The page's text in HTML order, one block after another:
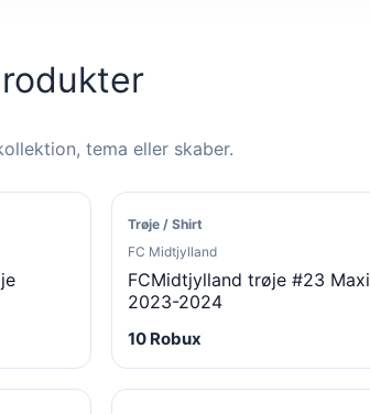
tema eller skaber.
Trøje / Shirt
FC Midtjylland
FCMidtjylland trøje #23 Maxi
2023-2024
10 Robux